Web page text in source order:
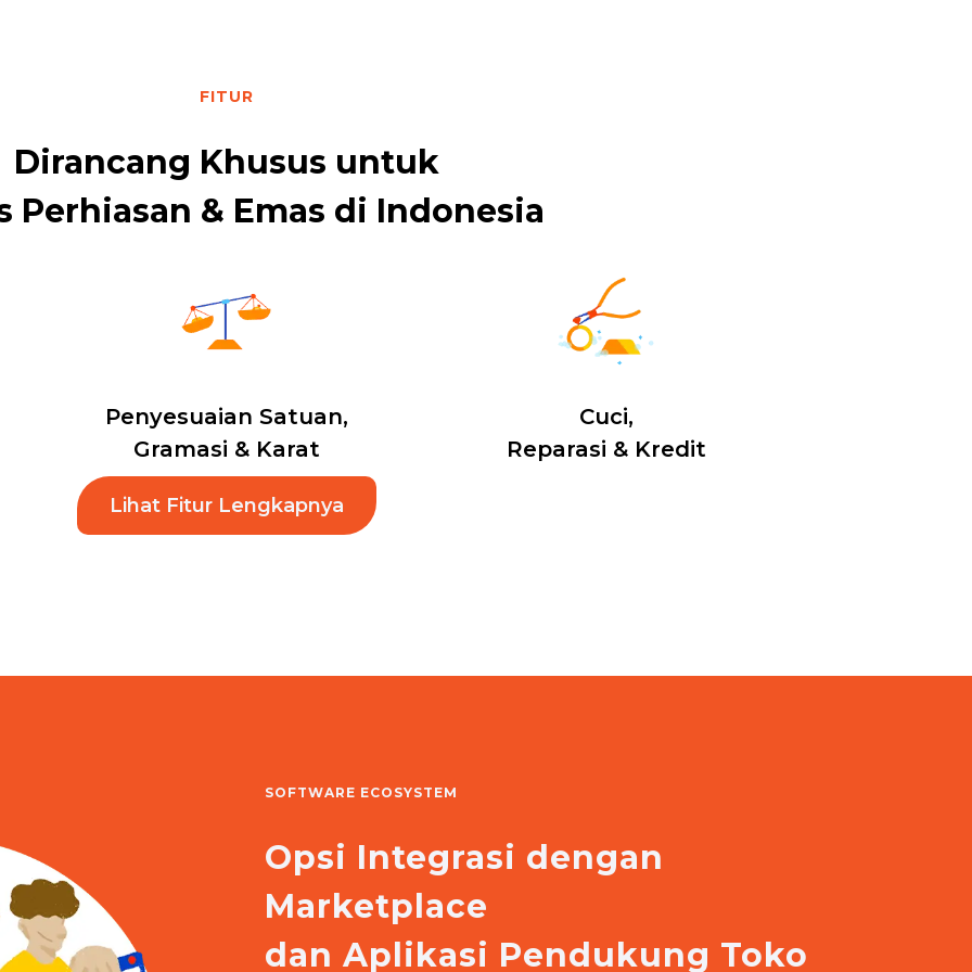
FITUR
Dirancang Khusus untuk
Perhiasan & Emas di Indonesia
Penyesuaian Satuan,
Gramasi & Karat
Cuci,
Reparasi & Kredit
Lihat Fitur Lengkapnya
SOFTWARE ECOSYSTEM
Opsi Integrasi dengan
Marketplace
dan Aplikasi Pendukung Toko